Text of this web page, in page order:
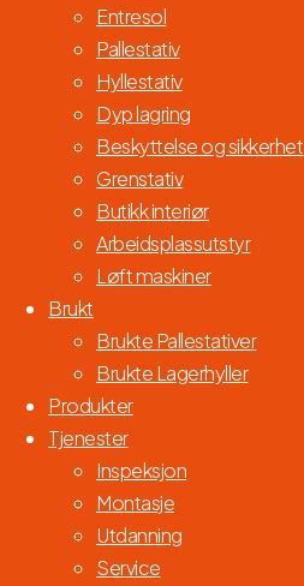
Entresol
Pallestativ
Hyllestativ
Dyp lagring
Beskyttelse og sikkerhet
Grenstativ
Butikk interiør
Arbeidsplassutstyr
Løft maskiner
Brukt
Brukte Pallestativer
Brukte Lagerhyller
Produkter
Tjenester
Inspeksjon
Montasje
Utdanning
Service